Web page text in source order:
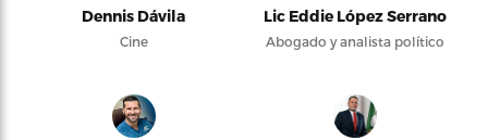
Dennis Dávila
Cine
Lic Eddie López Serrano
Abogado y analista político